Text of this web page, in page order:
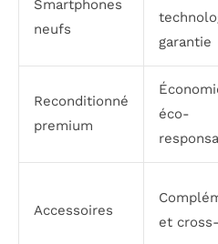
Smartphones
neufs
garantie
Reconditionné
premium
éco-
Accessoires
et